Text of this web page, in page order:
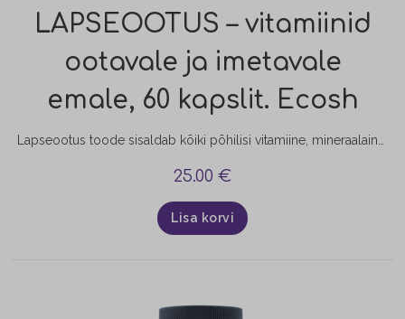
LAPSEOOTUS – vitamiinid
ootavale ja imetavale
emale, 60 kapslit. Ecosh
25.00 €
Lisa korvi